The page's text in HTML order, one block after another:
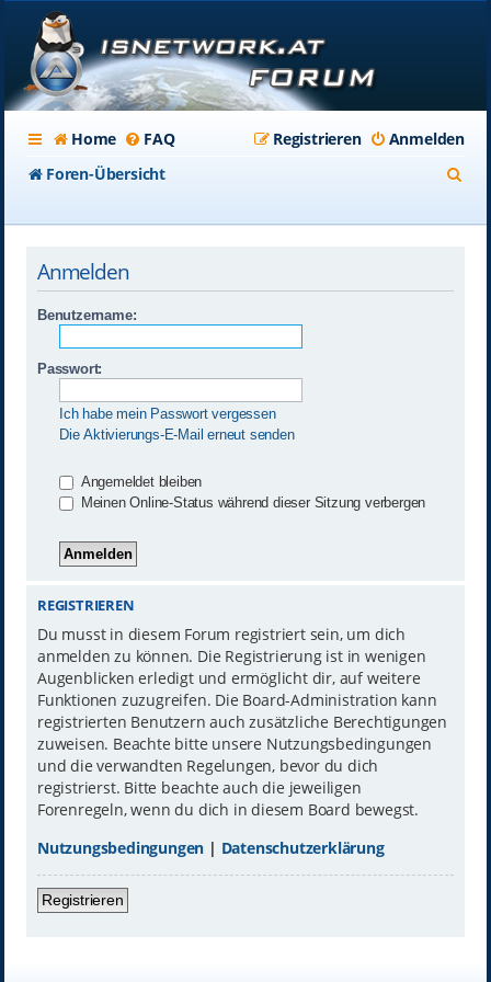
Home FAQ Anmelden
Registrieren
Foren-Übersicht
Anmelden
Benutzername:
Passwort:
Ich habe mein Passwort vergessen
Die Aktivierungs-E-Mail erneut senden
Angemeldet bleiben
Meinen Online-Status während dieser Sitzung verbergen
REGISTRIEREN
Du musst in diesem Forum registriert sein, um dich
anmelden zu können. Die Registrierung ist in wenigen
Augenblicken erledigt und ermöglicht dir, auf weitere
Funktionen zuzugreifen. Die Board-Administration kann
registrierten Benutzern auch zusätzliche Berechtigungen
zuweisen. Beachte bitte unsere Nutzungsbedingungen
und die verwandten Regelungen, bevor du dich
registrierst. Bitte beachte auch die jeweiligen
Forenregeln, wenn du dich in diesem Board bewegst.
Nutzungsbedingungen | Datenschutzerklärung
Registrieren